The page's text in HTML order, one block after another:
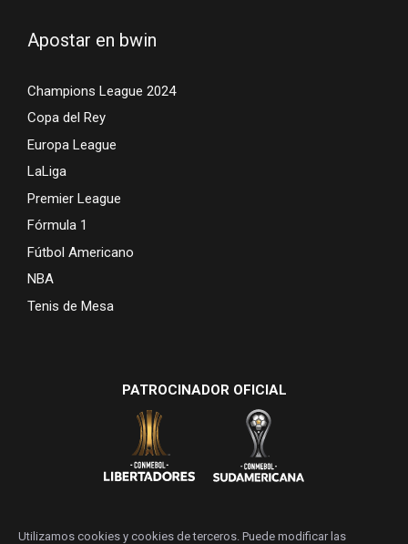
Apostar en bwin
Champions League 2024
Copa del Rey
Europa League
LaLiga
Premier League
Fórmula 1
Fútbol Americano
NBA
Tenis de Mesa
PATROCINADOR OFICIAL
Utilizamos cookies y cookies de terceros. Puede modificar las